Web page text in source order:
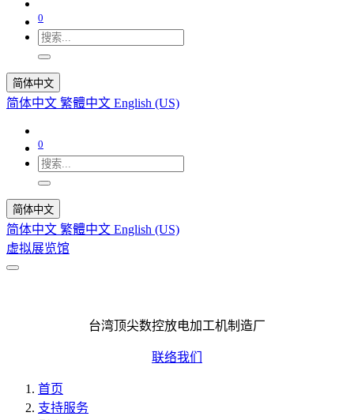
0
简体中文
简体中文 繁體中文 English (US)
0
简体中文
简体中文 繁體中文 English (US)
虚拟展览馆
台湾顶尖数控放电加工机制造厂
联络我们
首页
支持服务